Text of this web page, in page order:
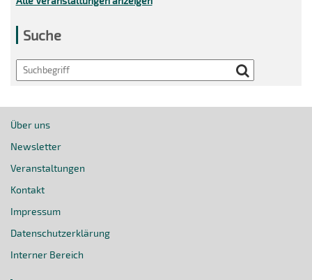
Suche
Search
Über uns
Newsletter
Veranstaltungen
Kontakt
Impressum
Datenschutzerklärung
Interner Bereich